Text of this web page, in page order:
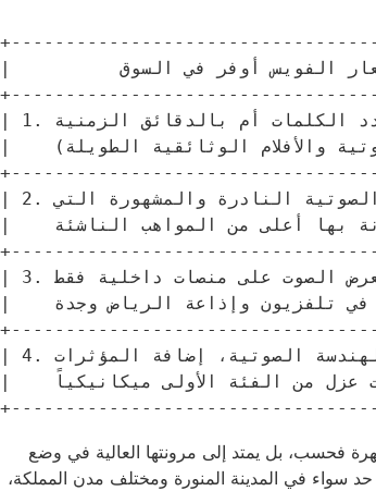
|          المعايير الأساسية لتحديد أسعار الفويس أوفر في السوق          |
| 1. حجم ونوعية النص: هل يُحسب المشروع بعدد الكلمات أم بالدقائق الزمنية   |
|    المستغرقة في التسجيل (مثل الكتب الصوتية والأفلام الوثائقية الطويلة). |
| 2. نجومية وخبرة المعلق الصوتي: الخامات الصوتية النادرة والمشهورة التي   |
|    ترتبط ببراندات عالمية تكون تكلفة الاستعانة بها أعلى من المواهب الناشئة|
| 3. نطاق وحقوق الاستخدام الإعلاني: هل سيُعرض الصوت على منصات داخلية فقط،  |
|    أم سيتم إطلاقه كإعلان ممول واسع النطاق في تلفزيون وإذاعة الرياض وجدة|
| 4. العمليات الفنية الإضافية: تكاليف الهندسة الصوتية، إضافة المؤثرات،   |
|    المزامنة مع الفيديو، وتوفير استوديوهات عزل من الفئة الأولى ميكانيكياً|
فحسب، بل يمتد إلى مرونتها العالية في وضع
سواء في المدينة المنورة ومختلف مدن المملكة،